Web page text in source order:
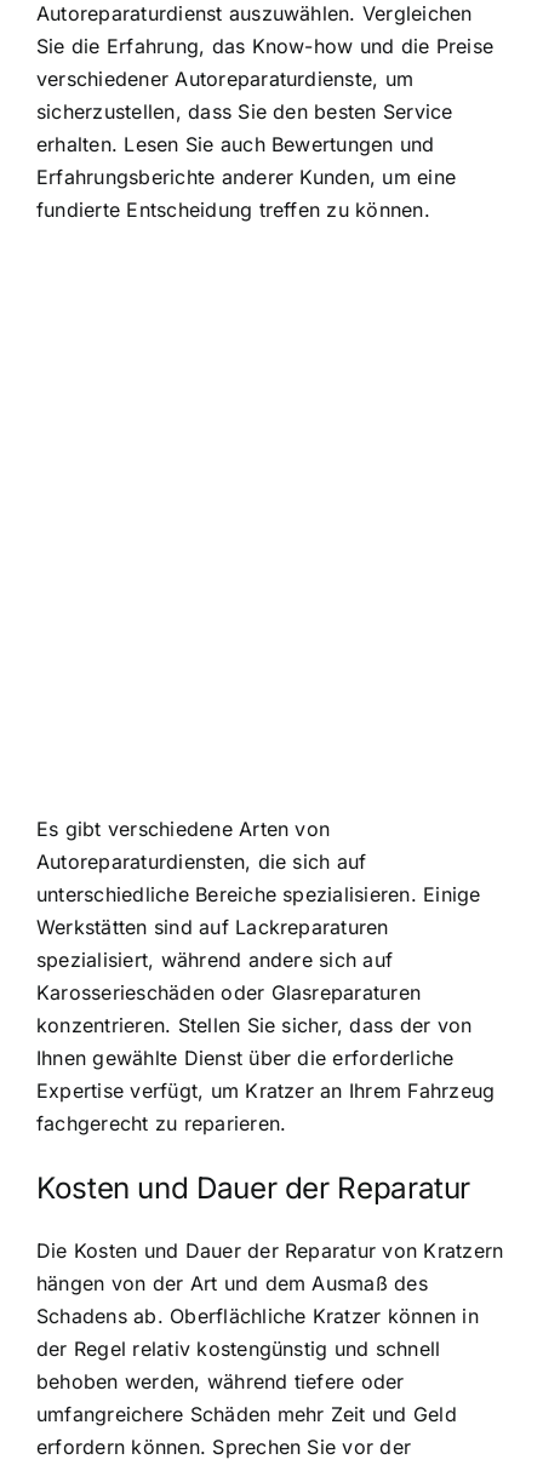
Autoreparaturdienst auszuwählen. Vergleichen
Sie die Erfahrung, das Know-how und die Preise
verschiedener Autoreparaturdienste, um
sicherzustellen, dass Sie den besten Service
erhalten. Lesen Sie auch Bewertungen und
Erfahrungsberichte anderer Kunden, um eine
fundierte Entscheidung treffen zu können.
Es gibt verschiedene Arten von
Autoreparaturdiensten, die sich auf
unterschiedliche Bereiche spezialisieren. Einige
Werkstätten sind auf Lackreparaturen
spezialisiert, während andere sich auf
Karosserieschäden oder Glasreparaturen
konzentrieren. Stellen Sie sicher, dass der von
Ihnen gewählte Dienst über die erforderliche
Expertise verfügt, um Kratzer an Ihrem Fahrzeug
fachgerecht zu reparieren.
Kosten und Dauer der Reparatur
Die Kosten und Dauer der Reparatur von Kratzern
hängen von der Art und dem Ausmaß des
Schadens ab. Oberflächliche Kratzer können in
der Regel relativ kostengünstig und schnell
behoben werden, während tiefere oder
umfangreichere Schäden mehr Zeit und Geld
erfordern können. Sprechen Sie vor der